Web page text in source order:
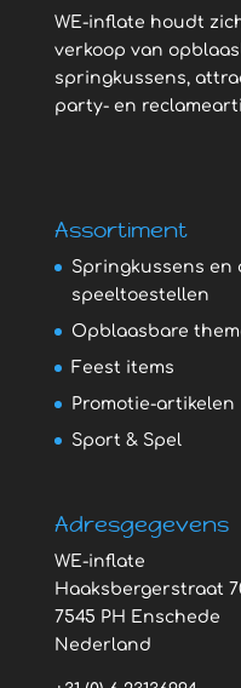
WE-inflate houdt
verkoop van
springkussens,
party- en
Assortiment
Springkussens en
speeltoestellen
Opblaasbare
Feest items
Promotie-artikelen
Sport & Spel
Adresgegevens
WE-inflate
Haaksbergerstraat
7545 PH Enschede
Nederland